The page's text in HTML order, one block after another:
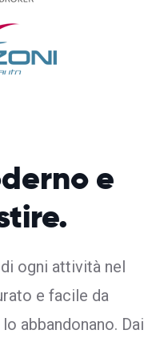
e
ogni attività nel
e facile da
abbandonano. Dai